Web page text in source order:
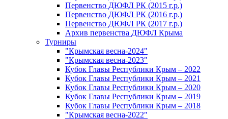
Первенство ДЮФЛ РК (2015 г.р.)
Первенство ДЮФЛ РК (2016 г.р.)
Первенство ДЮФЛ РК (2017 г.р.)
Архив первенства ДЮФЛ Крыма
Турниры
"Крымская весна-2024"
"Крымская весна-2023"
Кубок Главы Республики Крым – 2022
Кубок Главы Республики Крым – 2021
Кубок Главы Республики Крым – 2020
Кубок Главы Республики Крым – 2019
Кубок Главы Республики Крым – 2018
"Крымская весна-2022"